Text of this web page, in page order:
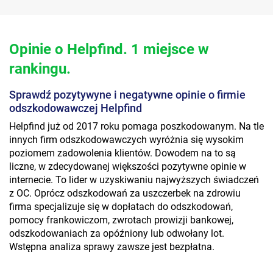
Opinie o Helpfind. 1 miejsce w
rankingu.
Sprawdź pozytywyne i negatywne opinie o firmie
odszkodowawczej Helpfind
Helpfind już od 2017 roku pomaga poszkodowanym. Na tle
innych firm odszkodowawczych wyróżnia się wysokim
poziomem zadowolenia klientów. Dowodem na to są
liczne, w zdecydowanej większości pozytywne opinie w
internecie. To lider w uzyskiwaniu najwyższych świadczeń
z OC. Oprócz odszkodowań za uszczerbek na zdrowiu
firma specjalizuje się w dopłatach do odszkodowań,
pomocy frankowiczom, zwrotach prowizji bankowej,
odszkodowaniach za opóźniony lub odwołany lot.
Wstępna analiza sprawy zawsze jest bezpłatna.